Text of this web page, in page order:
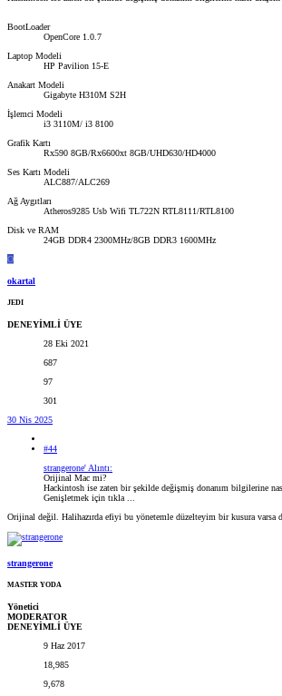
BootLoader
OpenCore 1.0.7
Laptop Modeli
HP Pavilion 15-E
Anakart Modeli
Gigabyte H310M S2H
İşlemci Modeli
i3 3110M/ i3 8100
Grafik Kartı
Rx590 8GB/Rx6600xt 8GB/UHD630/HD4000
Ses Kartı Modeli
ALC887/ALC269
Ağ Aygıtları
Atheros9285 Usb Wifi TL722N RTL8111/RTL8100
Disk ve RAM
24GB DDR4 2300MHz/8GB DDR3 1600MHz
O
okartal
JEDI
DENEYİMLİ ÜYE
28 Eki 2021
687
97
301
30 Nis 2025
#44
strangerone' Alıntı:
Orijinal Mac mi?
Hackintosh ise zaten bir şekilde değişmiş donanım bilgilerine
Genişletmek için tıkla ...
Orijinal değil. Halihazırda efiyi bu yönetemle düzelteyim bir kusura varsa
strangerone
MASTER YODA
Yönetici
MODERATOR
DENEYİMLİ ÜYE
9 Haz 2017
18,985
9,678